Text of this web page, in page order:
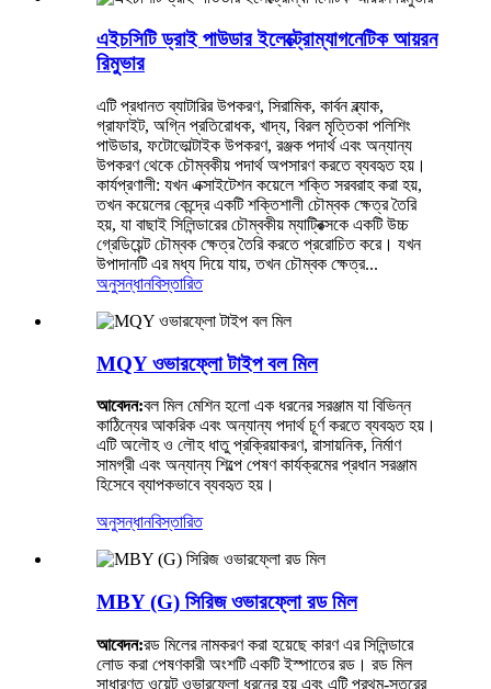
এইচসিটি ড্রাই পাউডার ইলেক্ট্রোম্যাগনেটিক আয়রন
রিমুভার
এটি প্রধানত ব্যাটারির উপকরণ, সিরামিক, কার্বন ব্ল্যাক,
গ্রাফাইট, অগ্নি প্রতিরোধক, খাদ্য, বিরল মৃত্তিকা পলিশিং
পাউডার, ফটোভোল্টাইক উপকরণ, রঞ্জক পদার্থ এবং অন্যান্য
উপকরণ থেকে চৌম্বকীয় পদার্থ অপসারণ করতে ব্যবহৃত হয়।
কার্যপ্রণালী: যখন এক্সাইটেশন কয়েলে শক্তি সরবরাহ করা হয়,
তখন কয়েলের কেন্দ্রে একটি শক্তিশালী চৌম্বক ক্ষেত্র তৈরি
হয়, যা বাছাই সিলিন্ডারের চৌম্বকীয় ম্যাট্রিক্সকে একটি উচ্চ
গ্রেডিয়েন্ট চৌম্বক ক্ষেত্র তৈরি করতে প্ররোচিত করে। যখন
উপাদানটি এর মধ্য দিয়ে যায়, তখন চৌম্বক ক্ষেত্র...
অনুসন্ধানবিস্তারিত
MQY ওভারফ্লো টাইপ বল মিল
আবেদন:বল মিল মেশিন হলো এক ধরনের সরঞ্জাম যা বিভিন্ন
কাঠিন্যের আকরিক এবং অন্যান্য পদার্থ চূর্ণ করতে ব্যবহৃত হয়।
এটি অলৌহ ও লৌহ ধাতু প্রক্রিয়াকরণ, রাসায়নিক, নির্মাণ
সামগ্রী এবং অন্যান্য শিল্পে পেষণ কার্যক্রমের প্রধান সরঞ্জাম
হিসেবে ব্যাপকভাবে ব্যবহৃত হয়।
অনুসন্ধানবিস্তারিত
MBY (G) সিরিজ ওভারফ্লো রড মিল
আবেদন:রড মিলের নামকরণ করা হয়েছে কারণ এর সিলিন্ডারে
লোড করা পেষণকারী অংশটি একটি ইস্পাতের রড। রড মিল
সাধারণত ওয়েট ওভারফ্লো ধরনের হয় এবং এটি প্রথম-স্তরের